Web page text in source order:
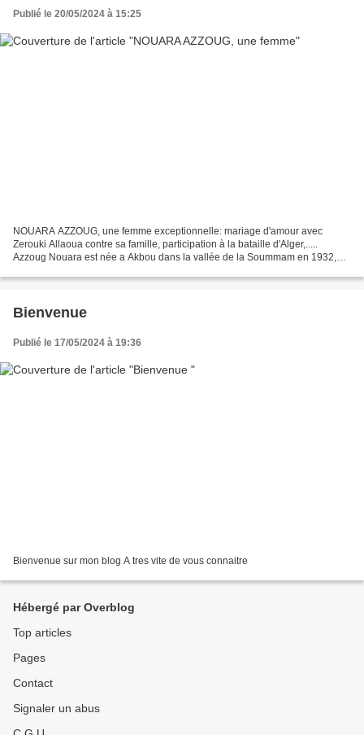
Publié le 20/05/2024 à 15:25
NOUARA AZZOUG, une femme exceptionnelle: mariage d'amour avec
Zerouki Allaoua contre sa famille, participation à la bataille d'Alger,.....
Azzoug Nouara est née a Akbou dans la vallée de la Soummam en 1932,
Bienvenue
Publié le 17/05/2024 à 19:36
Bienvenue sur mon blog A tres vite de vous connaitre
Hébergé par Overblog
Top articles
Pages
Contact
Signaler un abus